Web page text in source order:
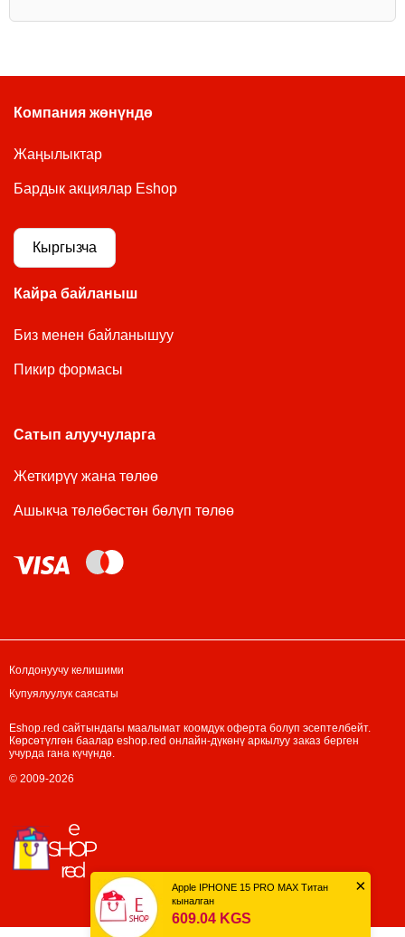
Компания жөнүндө
Жаңылыктар
Бардык акциялар Eshop
Кыргызча
Кайра байланыш
Биз менен байланышуу
Пикир формасы
Сатып алуучуларга
Жеткирүү жана төлөө
Ашыкча төлөбөстөн бөлүп төлөө
Колдонуучу келишими
Купуялуулук саясаты
Eshop.red сайтындагы маалымат коомдук оферта болуп эсептелбейт.
Көрсөтүлгөн баалар eshop.red онлайн-дүкөнү аркылуу заказ берген
учурда гана күчүндө.
© 2009-2026
×
Apple IPHONE 15 PRO MAX Титан
кыналган
609.04 KGS